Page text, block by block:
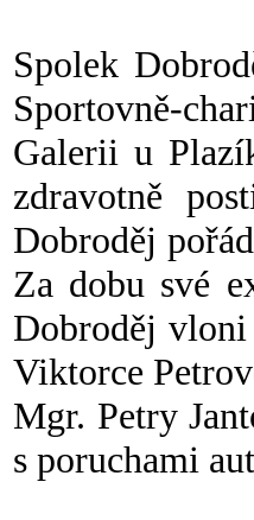
Spolek
Sportovně-
Galerii u
zdravotně
Dobroděj
Za dobu své
Dobroděj
Viktorce
Mgr. Petry
s poruchami